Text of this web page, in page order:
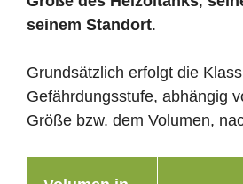
seinem Standort.
Grundsätzlich erfolgt die
Gefährdungsstufe, abhängig
Größe bzw. dem Volumen,